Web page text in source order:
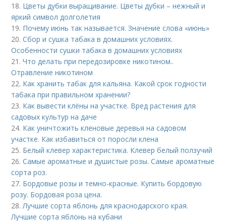
18. Цветы дубки выращивание. Цветы дубки – нежный и
яркий символ долголетия
19. Почему июнь так называется. Значение слова «июнь»
20.Сбор и сушка табака в домашних условиях.
Особенности сушки табака в домашних условиях
21.Что делать при передозировке никотином..
Отравление никотином
22. Как хранить табак для кальяна. Какой срок годности
табака при правильном хранении?
23. Как вывести клёны на участке. Вред растения для
садовых культур на даче
24. Как уничтожить кленовые деревья на садовом
участке. Как избавиться от поросли клена
25. Белый клевер характеристика. Клевер белый ползучий
26.Самые ароматные и душистые розы. Самые ароматные
сорта роз.
27. Бордовые розы и темно-красные. Купить бордовую
розу. Бордовая роза цена.
28. Лучшие сорта яблонь для краснодарского края.
Лучшие сорта яблонь на кубани